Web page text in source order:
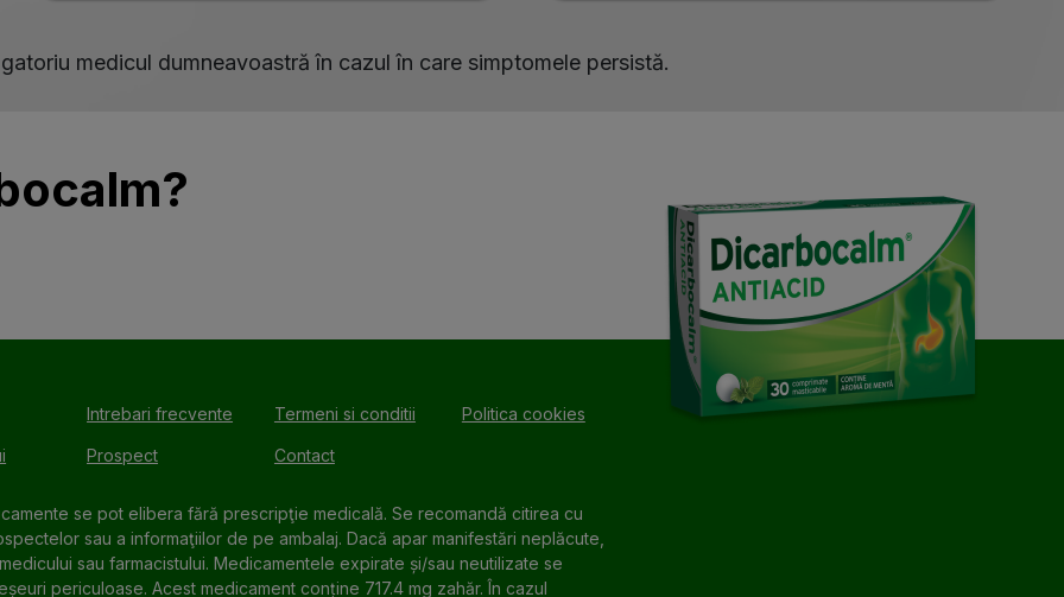
medicul dumneavoastră în cazul în care simptomele persistă.
Intrebari frecvente Termeni si conditii Politica cookies
Prospect Contact
se pot elibera fără prescripţie medicală. Se recomandă citirea cu
sau a informaţiilor de pe ambalaj. Dacă apar manifestări neplăcute,
sau farmacistului. Medicamentele expirate și/sau neutilizate se
periculoase. Acest medicament conține 717.4 mg zahăr. În cazul